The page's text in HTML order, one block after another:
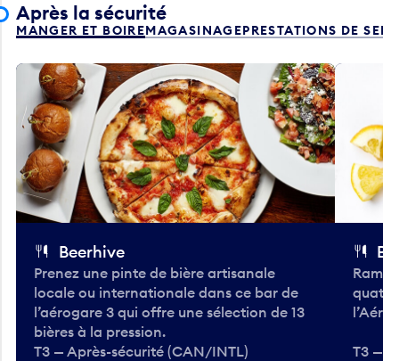
Après la sécurité
MANGER ET BOIREMAGASINAGEPRESTATIONS DE
Beerhive
Prenez une pinte de bière artisanale
locale ou internationale dans ce bar de
l’aérogare 3 qui offre une sélection de 13
bières à la pression.
T3 — Après-sécurité (CAN/INTL)
T3 —